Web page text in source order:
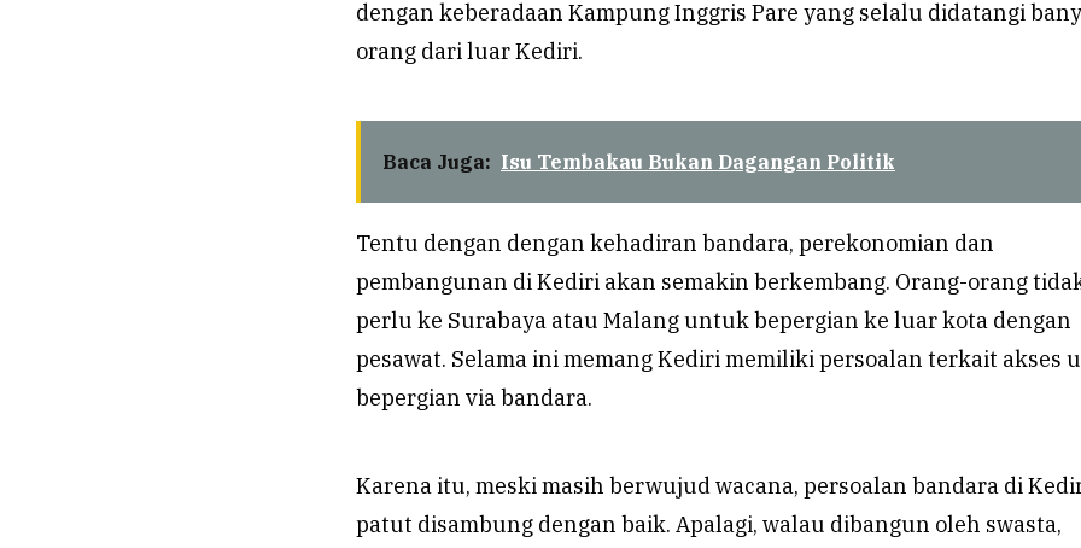
dengan keberadaan Kampung Inggris Pare yang selalu didatangi
orang dari luar Kediri.
Baca Juga: Isu Tembakau Bukan Dagangan Politik
Tentu dengan dengan kehadiran bandara, perekonomian dan
pembangunan di Kediri akan semakin berkembang. Orang-orang
perlu ke Surabaya atau Malang untuk bepergian ke luar kota dengan
pesawat. Selama ini memang Kediri memiliki persoalan terkait akses
bepergian via bandara.
Karena itu, meski masih berwujud wacana, persoalan bandara di
patut disambung dengan baik. Apalagi, walau dibangun oleh swasta,